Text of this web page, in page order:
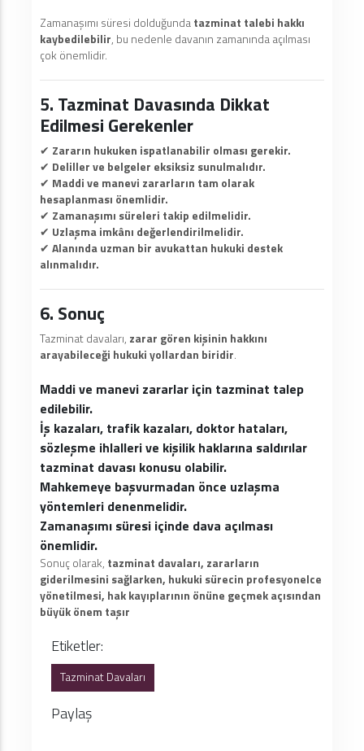
Zamanaşımı süresi dolduğundatazminat talebi hakkı
kaybedilebilir, bu nedenle davanın zamanında açılması
çok önemlidir.
5. Tazminat Davasında Dikkat
Edilmesi Gerekenler
✔ Zararın hukuken ispatlanabilir olması gerekir.
✔ Deliller ve belgeler eksiksiz sunulmalıdır.
✔ Maddi ve manevi zararların tam olarak
hesaplanması önemlidir.
✔ Zamanaşımı süreleri takip edilmelidir.
✔ Uzlaşma imkânı değerlendirilmelidir.
✔ Alanında uzman bir avukattan hukuki destek
alınmalıdır.
6. Sonuç
Tazminat davaları, zarar gören kişinin hakkını
arayabileceği hukuki yollardan biridir.
Maddi ve manevi zararlar için tazminat talep
edilebilir.
İş kazaları, trafik kazaları, doktor hataları,
sözleşme ihlalleri ve kişilik haklarına saldırılar
tazminat davası konusu olabilir.
Mahkemeye başvurmadan önce uzlaşma
yöntemleri denenmelidir.
Zamanaşımı süresi içinde dava açılması
önemlidir.
Sonuç olarak, tazminat davaları, zararların
giderilmesini sağlarken, hukuki sürecin profesyonelce
yönetilmesi, hak kayıplarının önüne geçmek açısından
büyük önem taşır
Etiketler:
Tazminat Davaları
Paylaş